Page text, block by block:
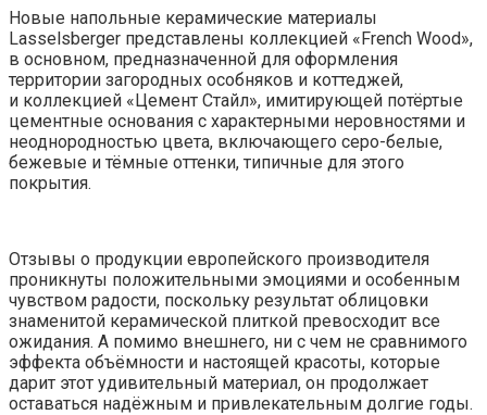
Новые напольные керамические материалы
Lasselsberger представлены коллекцией «French Wood»,
в основном, предназначенной для оформления
территории загородных особняков и коттеджей,
и коллекцией «Цемент Стайл», имитирующей потёртые
цементные основания с характерными неровностями и
неоднородностью цвета, включающего серо-белые,
бежевые и тёмные оттенки, типичные для этого
покрытия.
Отзывы о продукции европейского производителя
проникнуты положительными эмоциями и особенным
чувством радости, поскольку результат облицовки
знаменитой керамической плиткой превосходит все
ожидания. А помимо внешнего, ни с чем не сравнимого
эффекта объёмности и настоящей красоты, которые
дарит этот удивительный материал, он продолжает
оставаться надёжным и привлекательным долгие годы.